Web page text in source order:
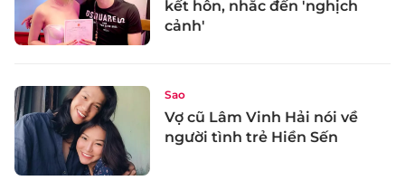
kết hôn, nhắc đến 'nghịch
cảnh'
Sao
Vợ cũ Lâm Vinh Hải nói về
người tình trẻ Hiền Sến